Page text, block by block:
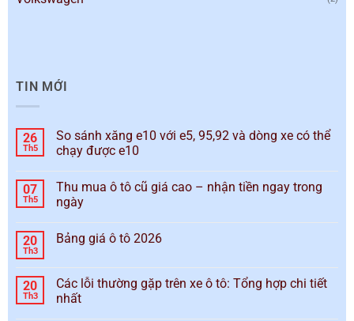
TIN MỚI
26
Th5
So sánh xăng e10 với e5, 95,92 và dòng xe có thể
chạy được e10
07
Th5
Thu mua ô tô cũ giá cao – nhận tiền ngay trong
ngày
20
Th3
Bảng giá ô tô 2026
20
Th3
Các lỗi thường gặp trên xe ô tô: Tổng hợp chi tiết
nhất